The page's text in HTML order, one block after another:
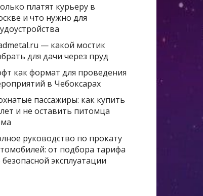
платят курьеру в
и что нужно для
— какой мостик
для дачи через пруд
как формат для проведения
в Чебоксарах
пассажиры: как купить
и не оставить питомца
руководство по прокату
от подбора тарифа
эксплуатации